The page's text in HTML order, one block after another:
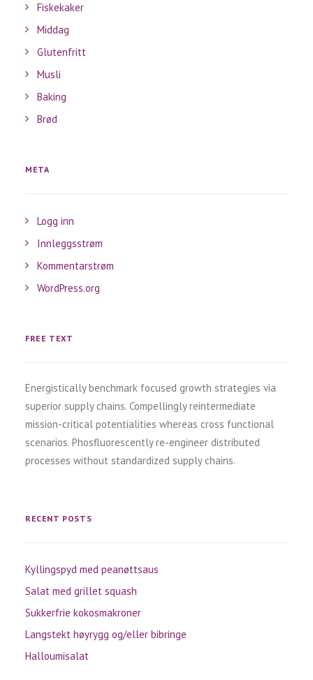
Fiskekaker
Middag
Glutenfritt
Musli
Baking
Brød
META
Logg inn
Innleggsstrøm
Kommentarstrøm
WordPress.org
FREE TEXT
Energistically benchmark focused growth strategies via
superior supply chains. Compellingly reintermediate
mission-critical potentialities whereas cross functional
scenarios. Phosfluorescently re-engineer distributed
processes without standardized supply chains.
RECENT POSTS
Kyllingspyd med peanøttsaus
Salat med grillet squash
Sukkerfrie kokosmakroner
Langstekt høyrygg og/eller bibringe
Halloumisalat